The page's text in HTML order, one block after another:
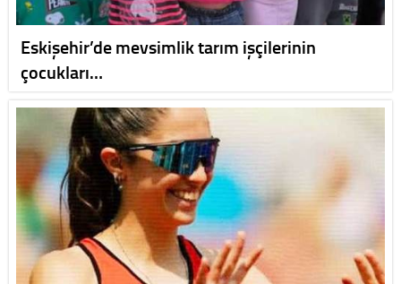
Eskişehir’de mevsimlik tarım işçilerinin
çocukları…